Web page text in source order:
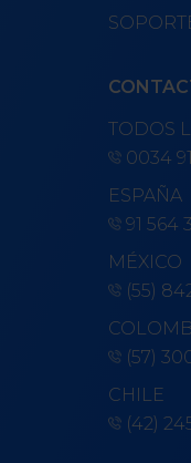
TODOS
0034
ESPAÑA
91 564
MÉXICO
(55)
(57)
CHILE
(42)